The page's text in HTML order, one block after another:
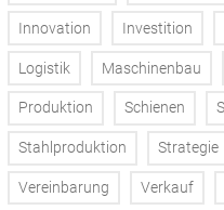
Innovation Investition
Logistik Maschinenbau
Produktion Schienen
Stahlproduktion Strategie
Vereinbarung Verkauf